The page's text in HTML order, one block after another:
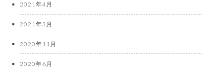
2021年4月
2021年3月
2020年11月
2020年6月